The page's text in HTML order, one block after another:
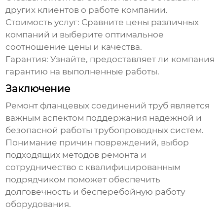
других клиентов о работе компании.
Стоимость услуг: Сравните цены различных
компаний и выберите оптимальное
соотношение цены и качества.
Гарантия: Узнайте, предоставляет ли компания
гарантию на выполненные работы.
Заключение
Ремонт фланцевых соединений труб является
важным аспектом поддержания надежной и
безопасной работы трубопроводных систем.
Понимание причин повреждений, выбор
подходящих методов ремонта и
сотрудничество с квалифицированным
подрядчиком поможет обеспечить
долговечность и бесперебойную работу
оборудования.